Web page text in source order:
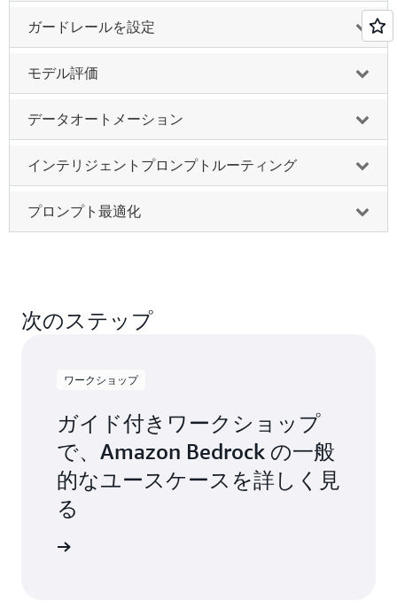
ガードレールを設定
モデル評価
データオートメーション
インテリジェントプロンプトルーティング
プロンプト最適化
次のステップ
ワークショップ
ガイド付きワークショップ
で、Amazon Bedrock の一般
的なユースケースを詳しく見
る